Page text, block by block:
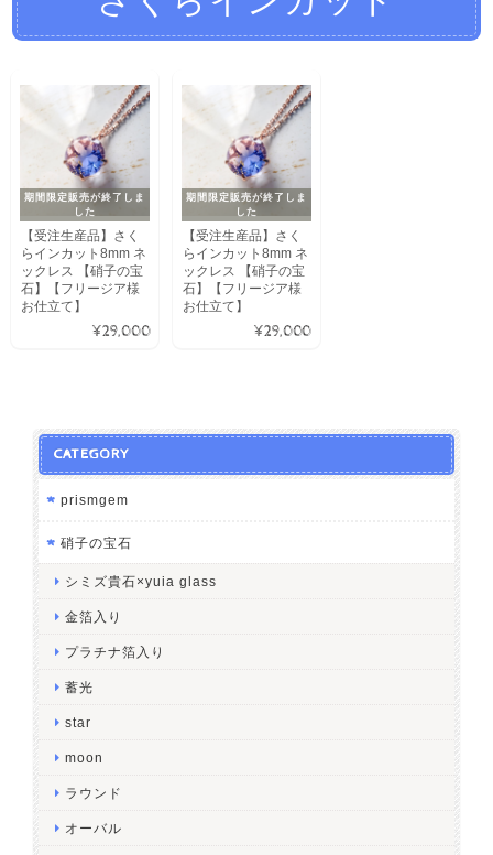
期間限定販売が終了しま
した
【受注生産品】さく
らインカット8mm ネ
ックレス 【硝子の宝
石】【フリージア様
お仕立て】
¥29,000
期間限定販売が終了しま
した
【受注生産品】さく
らインカット8mm ネ
ックレス 【硝子の宝
石】【フリージア様
お仕立て】
¥29,000
CATEGORY
prismgem
硝子の宝石
シミズ貴石×yuia glass
金箔入り
プラチナ箔入り
蓄光
star
moon
ラウンド
オーバル